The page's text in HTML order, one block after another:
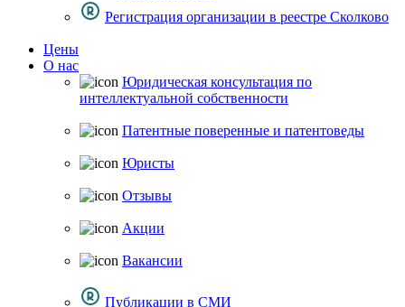
Регистрация организации в реестре Сколково
Цены
О нас
Юридическая консультация по
интеллектуальной собственности
Патентные поверенные и патентоведы
Юристы
Отзывы
Акции
Вакансии
Публикации в СМИ